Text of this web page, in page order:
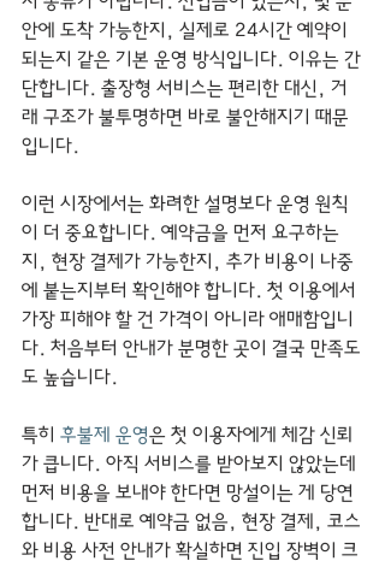
안에 도착 가능한지, 실제로 24시간 예약이
되는지 같은 기본 운영 방식입니다. 이유는 간
단합니다. 출장형 서비스는 편리한 대신, 거
래 구조가 불투명하면 바로 불안해지기 때문
입니다.
이런 시장에서는 화려한 설명보다 운영 원칙
이 더 중요합니다. 예약금을 먼저 요구하는
지, 현장 결제가 가능한지, 추가 비용이 나중
에 붙는지부터 확인해야 합니다. 첫 이용에서
가장 피해야 할 건 가격이 아니라 애매함입니
다. 처음부터 안내가 분명한 곳이 결국 만족도
도 높습니다.
특히 후불제 운영은 첫 이용자에게 체감 신뢰
가 큽니다. 아직 서비스를 받아보지 않았는데
먼저 비용을 보내야 한다면 망설이는 게 당연
합니다. 반대로 예약금 없음, 현장 결제, 코스
와 비용 사전 안내가 확실하면 진입 장벽이 크